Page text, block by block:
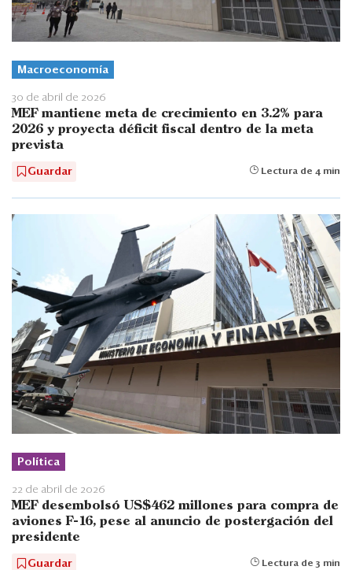
Macroeconomía
30 de abril de 2026
MEF mantiene meta de crecimiento en 3.2% para
2026 y proyecta déficit fiscal dentro de la meta
prevista
Guardar Lectura de 4 min
Política
22 de abril de 2026
MEF desembolsó US$462 millones para compra de
aviones F-16, pese al anuncio de postergación del
presidente
Guardar Lectura de 3 min